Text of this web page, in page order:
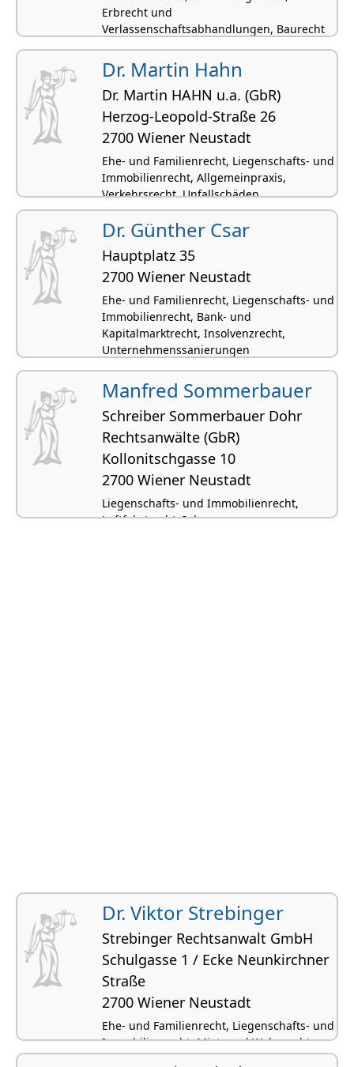
Erbrecht und
Verlassenschaftsabhandlungen, Baurecht
Dr. Martin Hahn
Dr. Martin HAHN u.a. (GbR)
Herzog-Leopold-Straße 26
2700 Wiener Neustadt
Ehe- und Familienrecht, Liegenschafts- und
Immobilienrecht, Allgemeinpraxis,
Verkehrsrecht, Unfallschäden
Dr. Günther Csar
Hauptplatz 35
2700 Wiener Neustadt
Ehe- und Familienrecht, Liegenschafts- und
Immobilienrecht, Bank- und
Kapitalmarktrecht, Insolvenzrecht,
Unternehmenssanierungen
Manfred Sommerbauer
Schreiber Sommerbauer Dohr
Rechtsanwälte (GbR)
Kollonitschgasse 10
2700 Wiener Neustadt
Liegenschafts- und Immobilienrecht,
Luftfahrtrecht, Inkassowesen,
Dr. Viktor Strebinger
Strebinger Rechtsanwalt GmbH
Schulgasse 1 / Ecke Neunkirchner
Straße
2700 Wiener Neustadt
Ehe- und Familienrecht, Liegenschafts- und
Immobilienrecht, Miet- und Wohnrecht,
Insolvenzrecht, Unternehmenssanierungen